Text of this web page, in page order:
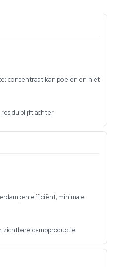
concentraat kan poelen en niet
residu blijft achter
efficiënt; minimale
zichtbare dampproductie